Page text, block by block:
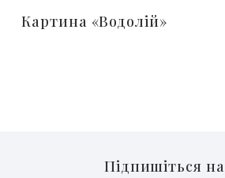
Картина «Водолій»
Підпишіться на